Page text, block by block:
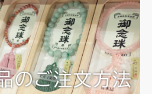
る カートへ進む